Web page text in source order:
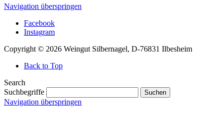
Navigation überspringen
Facebook
Instagram
Copyright © 2026 Weingut Silbernagel, D-76831 Ilbesheim
Back to Top
Search
Suchbegriffe
Suchen
Navigation überspringen